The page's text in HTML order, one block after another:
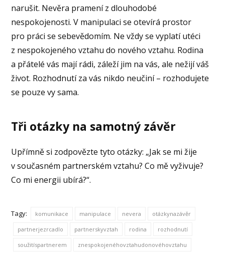
narušit. Nevěra pramení z dlouhodobé
nespokojenosti. V manipulaci se otevírá prostor
pro práci se sebevědomím. Ne vždy se vyplatí utéci
z nespokojeného vztahu do nového vztahu. Rodina
a přátelé vás mají rádi, záleží jim na vás, ale nežijí váš
život. Rozhodnutí za vás nikdo neučiní – rozhodujete
se pouze vy sama.
Tři otázky na samotný závěr
Upřímně si zodpovězte tyto otázky: „Jak se mi žije
v současném partnerském vztahu? Co mě vyživuje?
Co mi energii ubírá?“.
Tagy: komunikace manipulace nevera otázkynazávěr
partnerjezrcadlo partnerskyvztah rodina rozhodnutí
soužitíspartnerem znespokojenéhovztahudonovéhovztahu